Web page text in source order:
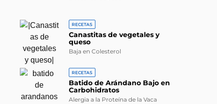
RECETAS
Canastitas de vegetales y
queso
Baja en Colesterol
RECETAS
Batido de Arándano Bajo en
Carbohidratos
Alergia a la Proteína de la Vaca